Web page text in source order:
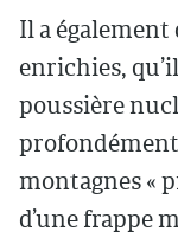
Il a
enrichies,
poussière
montagnes «
d’une frappe